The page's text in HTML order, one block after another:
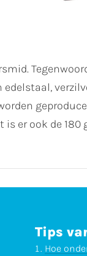
er ook de 180
Tips
Hoe